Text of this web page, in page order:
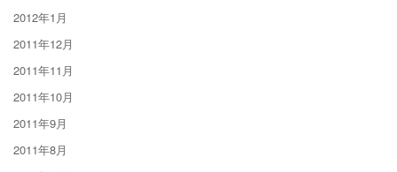
2012年1月
2011年12月
2011年11月
2011年10月
2011年9月
2011年8月